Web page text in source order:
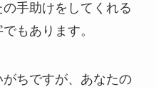
手助けをしてくれる
もあります。
ちですが、あなたの